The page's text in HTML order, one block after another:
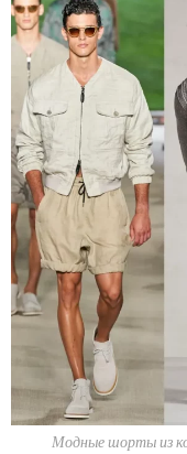
Модные шорты из